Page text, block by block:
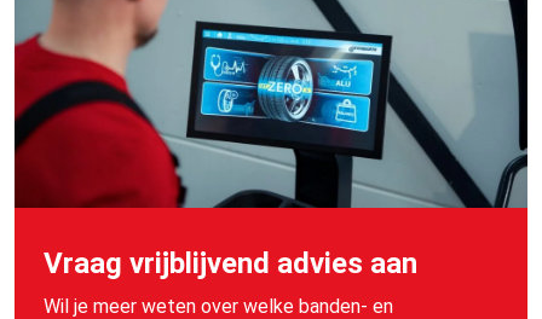
Vraag vrijblijvend advies aan
Wil je meer weten over welke banden- en